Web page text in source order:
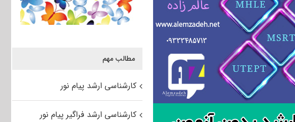
مطالب مهم
کارشناسی ارشد پیام نور
کارشناسی ارشد فراگیر پیام نور